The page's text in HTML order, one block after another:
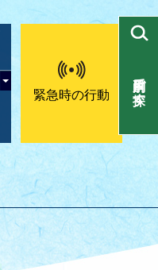
緊急時の行動 目的別で探す